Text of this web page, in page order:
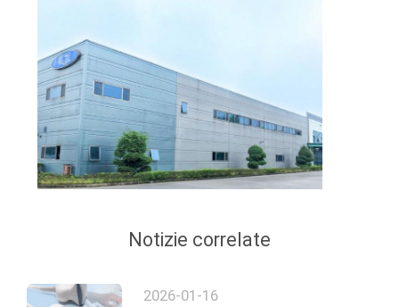
Notizie correlate
2026-01-16